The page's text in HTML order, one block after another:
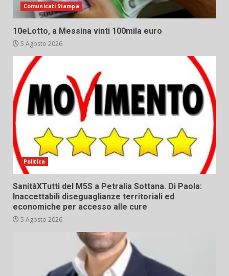
Comunicati Stampa
10eLotto, a Messina vinti 100mila euro
5 Agosto 2026
Politica
SanitàXTutti del M5S a Petralia Sottana. Di Paola:
Inaccettabili diseguaglianze territoriali ed
economiche per accesso alle cure
5 Agosto 2026